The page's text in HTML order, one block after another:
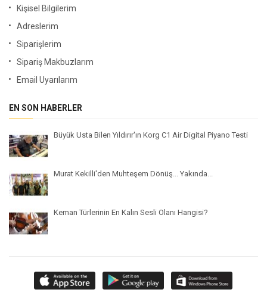
Kişisel Bilgilerim
Adreslerim
Siparişlerim
Sipariş Makbuzlarım
Email Uyarılarım
EN SON HABERLER
Büyük Usta Bilen Yıldırır'ın Korg C1 Air Digital Piyano Testi
Murat Kekilli'den Muhteşem Dönüş... Yakında...
Keman Türlerinin En Kalın Sesli Olanı Hangisi?